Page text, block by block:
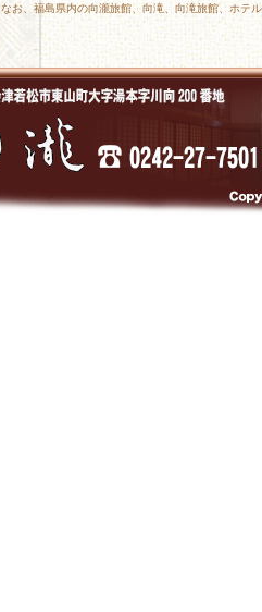
なお、福島県内の向瀧旅館、向滝、向滝旅館、ホテ